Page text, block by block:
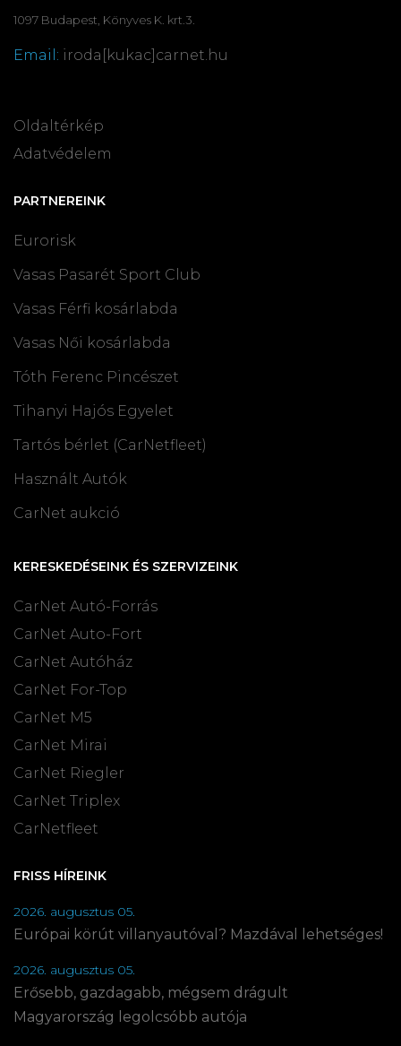
1097 Budapest, Könyves K. krt.3.
Email: iroda[kukac]carnet.hu
Oldaltérkép
Adatvédelem
PARTNEREINK
Eurorisk
Vasas Pasarét Sport Club
Vasas Férfi kosárlabda
Vasas Női kosárlabda
Tóth Ferenc Pincészet
Tihanyi Hajós Egyelet
Tartós bérlet (CarNetfleet)
Használt Autók
CarNet aukció
KERESKEDÉSEINK ÉS SZERVIZEINK
CarNet Autó-Forrás
CarNet Auto-Fort
CarNet Autóház
CarNet For-Top
CarNet M5
CarNet Mirai
CarNet Riegler
CarNet Triplex
CarNetfleet
FRISS HÍREINK
2026. augusztus 05.
Európai körút villanyautóval? Mazdával lehetséges!
2026. augusztus 05.
Erősebb, gazdagabb, mégsem drágult
Magyarország legolcsóbb autója